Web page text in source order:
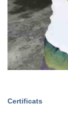
Certificats